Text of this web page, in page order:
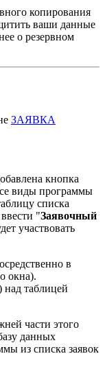
копирования
ваши данные
о резервном
ЗАЯВКА
кнопка
виды программы
списка
"Заявочный
участвовать
в
окна).
таблицей
части этого
данных
из списка заявок